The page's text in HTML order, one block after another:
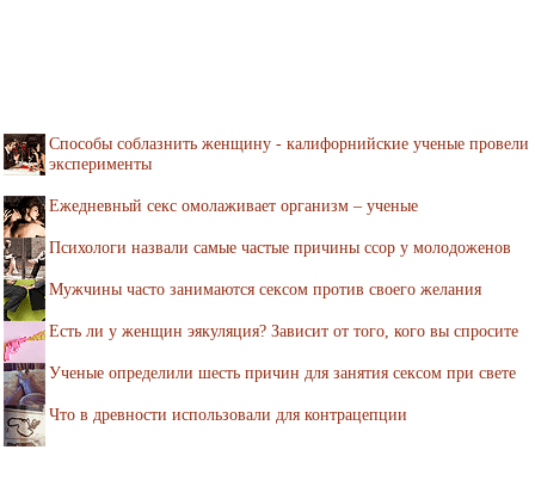
Способы соблазнить женщину - калифорнийские ученые провели
эксперименты
Ежедневный секс омолаживает организм – ученые
Психологи назвали самые частые причины ссор у молодоженов
Мужчины часто занимаются сексом против своего желания
Есть ли у женщин эякуляция? Зависит от того, кого вы спросите
Ученые определили шесть причин для занятия сексом при свете
Что в древности использовали для контрацепции